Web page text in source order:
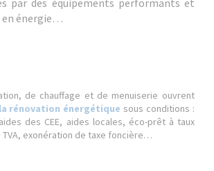
par des équipements performants et
en énergie…
de chauffage et de menuiserie ouvrent
rénovation énergétique sous conditions :
des CEE, aides locales, éco-prêt à taux
exonération de taxe foncière…